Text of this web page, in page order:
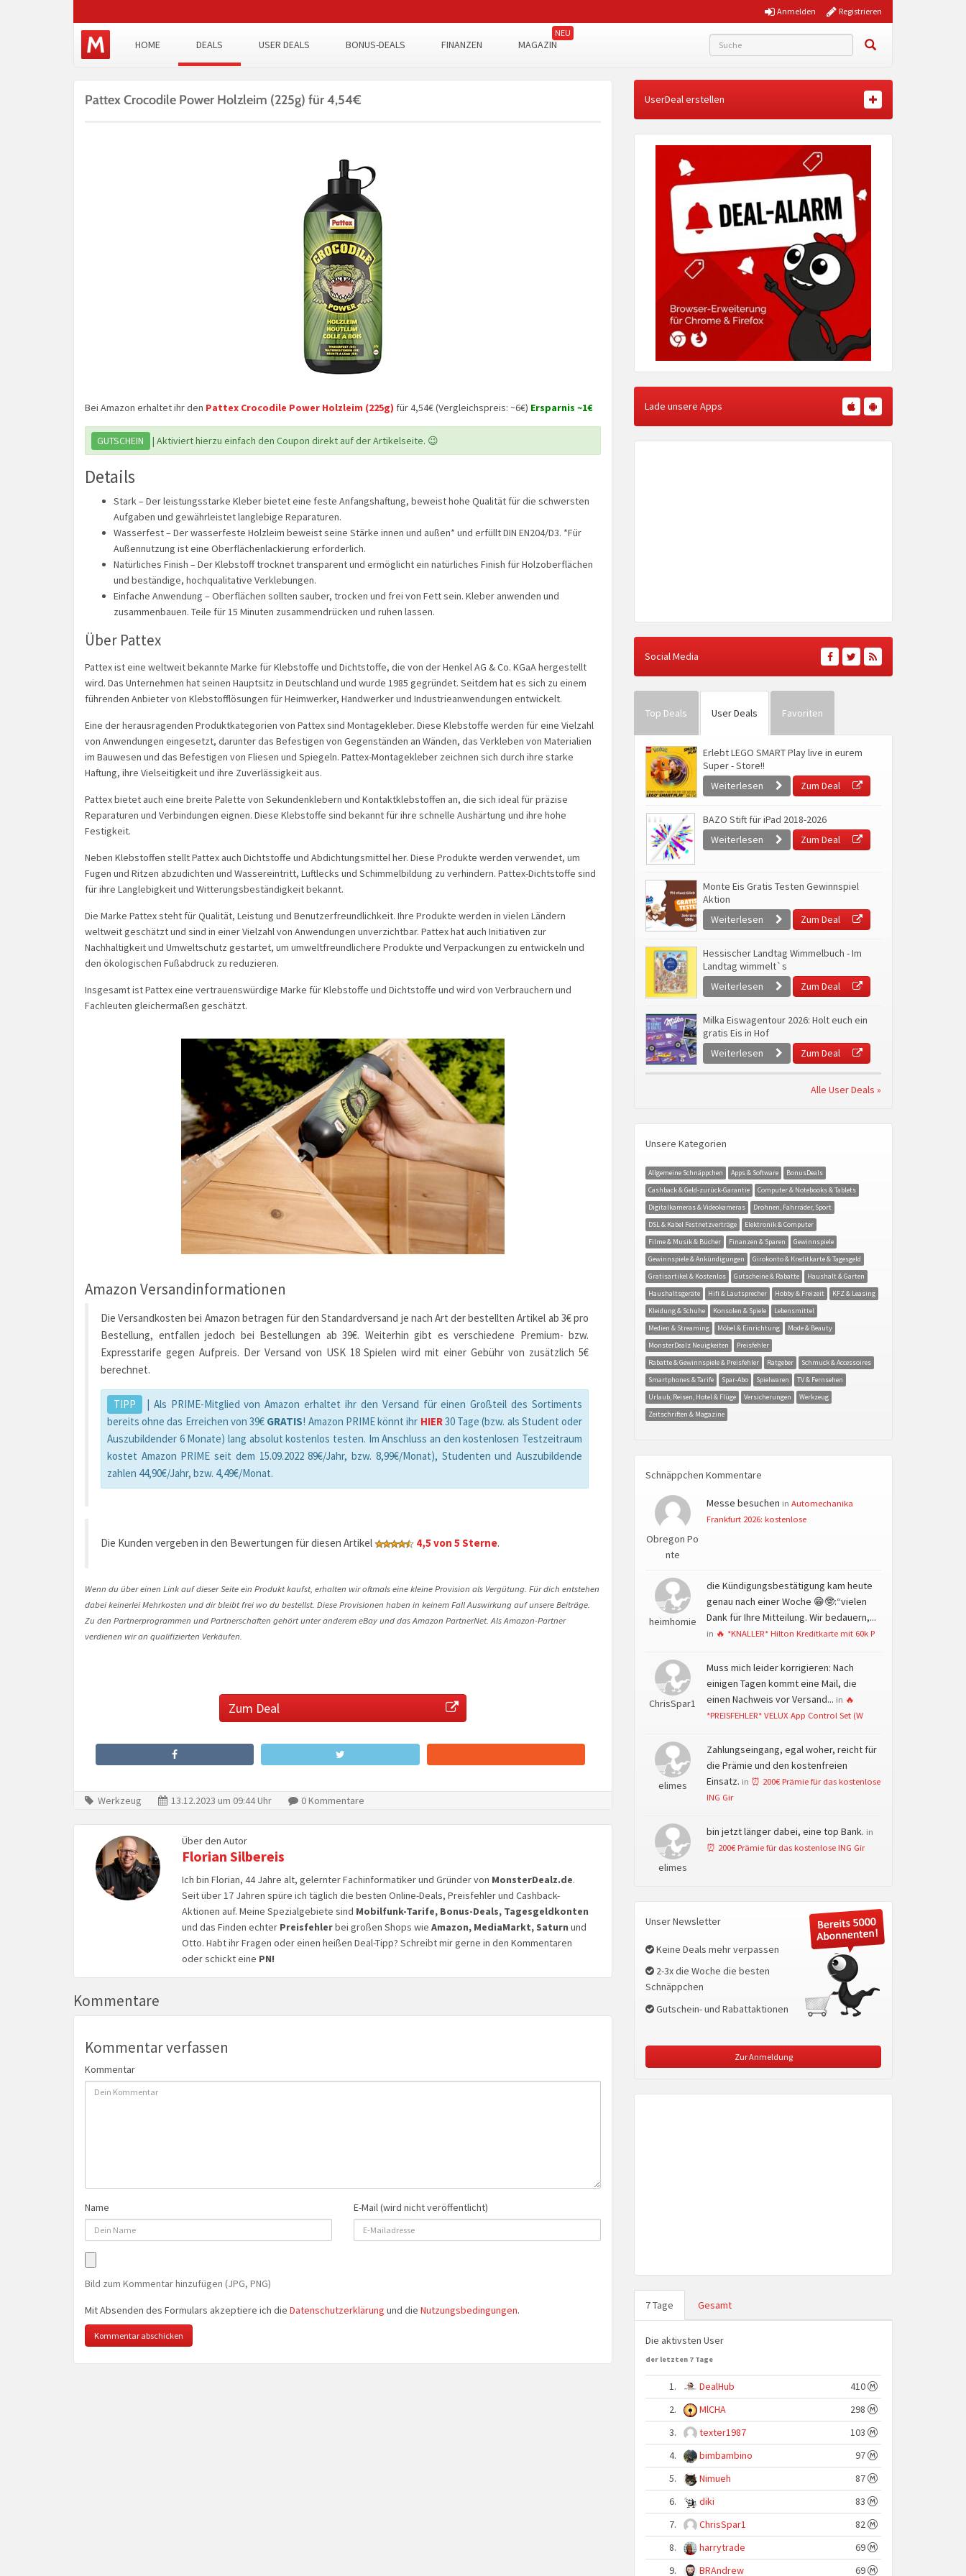
Registrieren
Anmelden
HOME DEALS USER DEALS BONUS-DEALS FINANZEN MAGAZIN
Pattex Crocodile Power Holzleim (225g) für 4,54€
Bei Amazon erhaltet ihr den Pattex Crocodile Power Holzleim (225g) für 4,54€ (Vergleichspreis: ~6€) Ersparnis ~1€
GUTSCHEIN | Aktiviert hierzu einfach den Coupon direkt auf der Artikelseite. 😉
Details
Stark – Der leistungsstarke Kleber bietet eine feste Anfangshaftung, beweist hohe Qualität für die schwersten
Aufgaben und gewährleistet langlebige Reparaturen.
Wasserfest – Der wasserfeste Holzleim beweist seine Stärke innen und außen* und erfüllt DIN EN204/D3. *Für
Außennutzung ist eine Oberflächenlackierung erforderlich.
Natürliches Finish – Der Klebstoff trocknet transparent und ermöglicht ein natürliches Finish für Holzoberflächen
und beständige, hochqualitative Verklebungen.
Einfache Anwendung – Oberflächen sollten sauber, trocken und frei von Fett sein. Kleber anwenden und
zusammenbauen. Teile für 15 Minuten zusammendrücken und ruhen lassen.
Über Pattex
Pattex ist eine weltweit bekannte Marke für Klebstoffe und Dichtstoffe, die von der Henkel AG & Co. KGaA hergestellt
wird. Das Unternehmen hat seinen Hauptsitz in Deutschland und wurde 1985 gegründet. Seitdem hat es sich zu einem
führenden Anbieter von Klebstofflösungen für Heimwerker, Handwerker und Industrieanwendungen entwickelt.
Eine der herausragenden Produktkategorien von Pattex sind Montagekleber. Diese Klebstoffe werden für eine Vielzahl
von Anwendungen eingesetzt, darunter das Befestigen von Gegenständen an Wänden, das Verkleben von Materialien
im Bauwesen und das Befestigen von Fliesen und Spiegeln. Pattex-Montagekleber zeichnen sich durch ihre starke
Haftung, ihre Vielseitigkeit und ihre Zuverlässigkeit aus.
Pattex bietet auch eine breite Palette von Sekundenklebern und Kontaktklebstoffen an, die sich ideal für präzise
Reparaturen und Verbindungen eignen. Diese Klebstoffe sind bekannt für ihre schnelle Aushärtung und ihre hohe
Festigkeit.
Neben Klebstoffen stellt Pattex auch Dichtstoffe und Abdichtungsmittel her. Diese Produkte werden verwendet, um
Fugen und Ritzen abzudichten und Wassereintritt, Luftlecks und Schimmelbildung zu verhindern. Pattex-Dichtstoffe sind
für ihre Langlebigkeit und Witterungsbeständigkeit bekannt.
Die Marke Pattex steht für Qualität, Leistung und Benutzerfreundlichkeit. Ihre Produkte werden in vielen Ländern
weltweit geschätzt und sind in einer Vielzahl von Anwendungen unverzichtbar. Pattex hat auch Initiativen zur
Nachhaltigkeit und Umweltschutz gestartet, um umweltfreundlichere Produkte und Verpackungen zu entwickeln und
den ökologischen Fußabdruck zu reduzieren.
Insgesamt ist Pattex eine vertrauenswürdige Marke für Klebstoffe und Dichtstoffe und wird von Verbrauchern und
Fachleuten gleichermaßen geschätzt.
Amazon Versandinformationen
Die Versandkosten bei Amazon betragen für den Standardversand je nach Art der bestellten Artikel ab 3€ pro
Bestellung, entfallen jedoch bei Bestellungen ab 39€. Weiterhin gibt es verschiedene Premium- bzw.
Expresstarife gegen Aufpreis. Der Versand von USK 18 Spielen wird mit einer Gebühr von zusätzlich 5€
berechnet.
TIPP
| Als PRIME-Mitglied von Amazon erhaltet ihr den Versand für einen Großteil des Sortiments
bereits ohne das Erreichen von 39€ GRATIS! Amazon PRIME könnt ihr HIER30 Tage (bzw. als Student oder
Auszubildender 6 Monate) lang absolut kostenlos testen. Im Anschluss an den kostenlosen Testzeitraum
kostet Amazon PRIME seit dem 15.09.2022 89€/Jahr, bzw. 8,99€/Monat), Studenten und Auszubildende
zahlen 44,90€/Jahr, bzw. 4,49€/Monat.
Die Kunden vergeben in den Bewertungen für diesen Artikel 4,5 von 5 Sterne.
Wenn du über einen Link auf dieser Seite ein Produkt kaufst, erhalten wir oftmals eine kleine Provision als Vergütung. Für dich entstehen
dabei keinerlei Mehrkosten und dir bleibt frei wo du bestellst. Diese Provisionen haben in keinem Fall Auswirkung auf unsere Beiträge.
Zu den Partnerprogrammen und Partnerschaften gehört unter anderem eBay und das Amazon PartnerNet. Als Amazon-Partner
verdienen wir an qualifizierten Verkäufen.
Zum Deal
Werkzeug 13.12.2023 um 09:44 Uhr 0 Kommentare
Über den Autor
Florian Silbereis
Ich bin Florian, 44 Jahre alt, gelernter Fachinformatiker und Gründer von MonsterDealz.de.
Seit über 17 Jahren spüre ich täglich die besten Online-Deals, Preisfehler und Cashback-
Aktionen auf. Meine Spezialgebiete sind Mobilfunk-Tarife, Bonus-Deals, Tagesgeldkonten
und das Finden echterPreisfehlerbei großen Shops wie Amazon, MediaMarkt, Saturn und
Otto. Habt ihr Fragen oder einen heißen Deal-Tipp? Schreibt mir gerne in den Kommentaren
oder schickt eine PN!
Kommentare
Kommentar verfassen
Kommentar
Name E-Mail (wird nicht veröffentlicht)
Bild zum Kommentar hinzufügen (JPG, PNG)
Mit Absenden des Formulars akzeptiere ich die Datenschutzerklärung und die Nutzungsbedingungen.
UserDeal erstellen
Lade unsere Apps
Social Media
Top Deals User Deals Favoriten
Erlebt LEGO SMART Play live in eurem
Super - Store!!
Weiterlesen
Zum Deal
BAZO Stift für iPad 2018-2026
Weiterlesen
Zum Deal
Monte Eis Gratis Testen Gewinnspiel
Aktion
Weiterlesen
Zum Deal
Hessischer Landtag Wimmelbuch - Im
Landtag wimmelt`s
Weiterlesen
Zum Deal
Milka Eiswagentour 2026: Holt euch ein
gratis Eis in Hof
Weiterlesen
Zum Deal
Alle User Deals »
Unsere Kategorien
Allgemeine Schnäppchen Apps & Software
BonusDeals
Cashback & Geld-zurück-Garantie
Computer & Notebooks & Tablets
Digitalkameras & Videokameras
Drohnen, Fahrräder, Sport
DSL & Kabel Festnetzverträge
Elektronik & Computer
Filme & Musik & Bücher
Finanzen & Sparen
Gewinnspiele
Gewinnspiele & Ankündigungen
Girokonto & Kreditkarte & Tagesgeld
Gratisartikel & Kostenlos
Gutscheine & Rabatte
Haushalt & Garten
Haushaltsgeräte
Hifi & Lautsprecher Hobby & Freizeit
KFZ & Leasing
Kleidung & Schuhe
Konsolen & Spiele
Lebensmittel
Medien & Streaming
Möbel & Einrichtung
Mode & Beauty
MonsterDealz Neuigkeiten
Preisfehler
Rabatte & Gewinnspiele & Preisfehler
Ratgeber
Schmuck & Accessoires
Smartphones & Tarife
Spar-Abo Spielwaren
TV & Fernsehen
Urlaub, Reisen, Hotel & Flüge
Versicherungen
Werkzeug
Zeitschriften & Magazine
Schnäppchen Kommentare
Obregon Po
nte
Messe besuchen in Automechanika
Frankfurt 2026: kostenlose
heimhomie
die Kündigungsbestätigung kam heute
genau nach einer Woche 😁🤓:“vielen
Dank für Ihre Mitteilung. Wir bedauern,...
in 🔥 *KNALLER* Hilton Kreditkarte mit 60k P
ChrisSpar1
Muss mich leider korrigieren: Nach
einigen Tagen kommt eine Mail, die
einen Nachweis vor Versand... in 🔥
*PREISFEHLER* VELUX App Control Set (W
elimes
Zahlungseingang, egal woher, reicht für
die Prämie und den kostenfreien
Einsatz. in ⏰ 200€ Prämie für das kostenlose
ING Gir
elimes
bin jetzt länger dabei, eine top Bank. in
⏰ 200€ Prämie für das kostenlose ING Gir
Unser Newsletter
Keine Deals mehr verpassen
2-3x die Woche die besten
Schnäppchen
Gutschein- und Rabattaktionen
Zur Anmeldung
7 Tage Gesamt
Die aktivsten User
der letzten 7 Tage
1. DealHub
410
2.
MlCHA
298
3.
texter1987
103
4.
bimbambino
97
5.
Nimueh
87
6.
diki
83
7.
ChrisSpar1
82
8.
harrytrade
69
9.
BRAndrew 69